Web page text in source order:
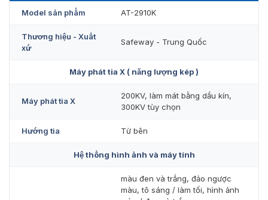
cơ, chất vô cơ và các vật kim loại khó xâm nhập. Nó
loại vật phẩm nguy hiểm.
nhu cầu khác nhau của khách hàng, chúng tôi có
thể tích hợp nhận dạng biển số xe tự động.
Hình ảnh được quét (200KV)
Model sản phẩm AT-2910K
Thương hiệu - Xuất
xứ
Safeway - Trung Quốc
Máy phát tia X ( năng lượng kép )
Máy phát tia X
200KV, làm mát bằng dầu kín,
300KV tùy chọn
Hướng tia Từ bên
Hệ thống hình ảnh và máy tính
màu đen và trắng, đảo ngược
màu, tô sáng / làm tối, hình ảnh